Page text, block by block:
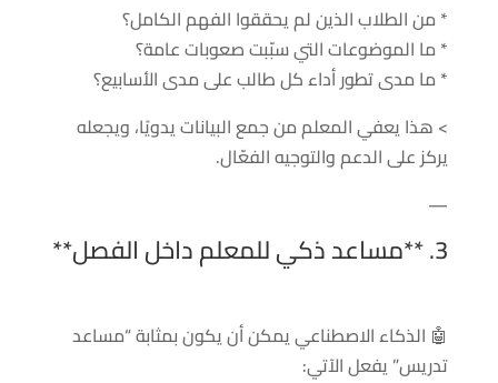
* من الطلاب الذين لم يحققوا الفهم الكامل؟
* ما الموضوعات التي سبّبت صعوبات عامة؟
* ما مدى تطور أداء كل طالب على مدى الأسابيع؟
> هذا يعفي المعلم من جمع البيانات يدويًا، ويجعله
يركز على الدعم والتوجيه الفعّال.
—
3. **مساعد ذكي للمعلم داخل الفصل**
🤖 الذكاء الاصطناعي يمكن أن يكون بمثابة “مساعد
تدريس” يفعل الآتي: